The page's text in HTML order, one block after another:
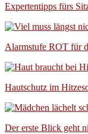
Expertentipps fürs
Alarmstufe ROT für
Hautschutz im
Der erste Blick geht